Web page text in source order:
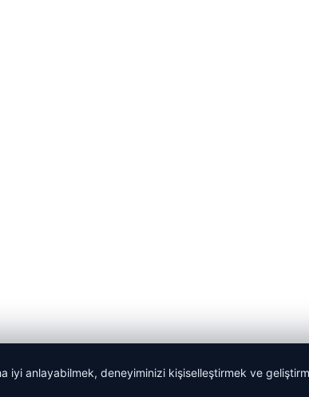
iyi anlayabilmek, deneyiminizi kişiselleştirmek ve